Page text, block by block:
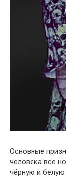
Основные
человека все
чёрную и белую